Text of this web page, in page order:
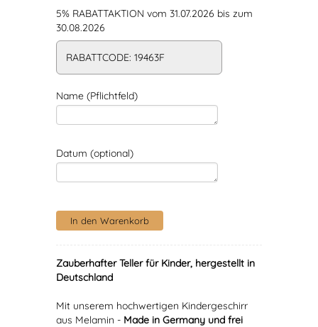
5% RABATTAKTION vom 31.07.2026 bis zum
30.08.2026
RABATTCODE: 19463F
Name (Pflichtfeld)
Datum (optional)
Zauberhafter Teller für Kinder, hergestellt in
Deutschland
Mit unserem hochwertigen Kindergeschirr
aus Melamin - Made in Germany und frei